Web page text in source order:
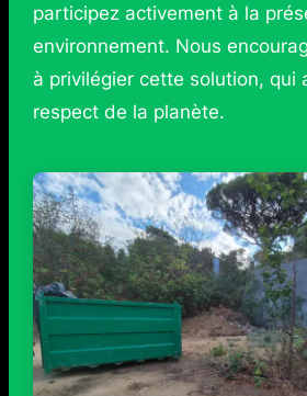
participez activement à la
environnement. Nous
à privilégier cette solution, qui
respect de la planète.